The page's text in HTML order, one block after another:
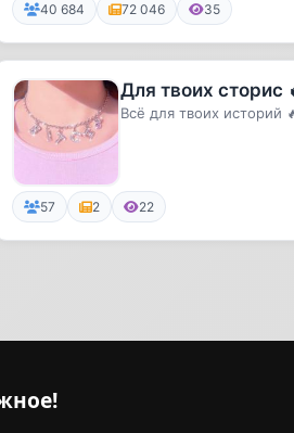
40 684 72 046 35
Для твоих сторис
Всё для твоих историй
57 2 22